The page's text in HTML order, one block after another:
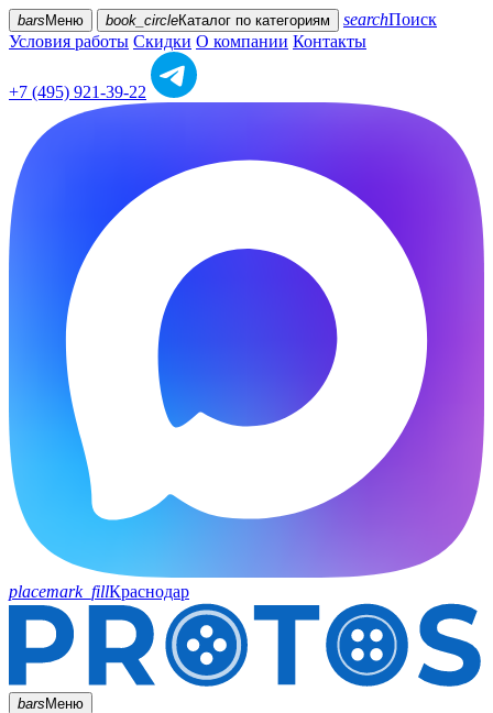
bars Меню book_circleКаталог по категориям searchПоиск
Условия работы Скидки О компании Контакты
+7 (495) 921-39-22
placemark_fillКраснодар
barsМеню